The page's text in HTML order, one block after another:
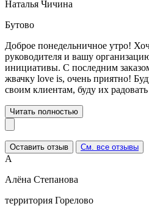
Наталья Чичина
Бутово
Доброе понедельничное утро!
руководителя и вашу
инициативы. С последним
жвачку love is, очень приятно!
своим клиентам, буду их радовать
Читать полностью
Оставить отзыв См. все отзывы
А
Алёна Степанова
территория Горелово